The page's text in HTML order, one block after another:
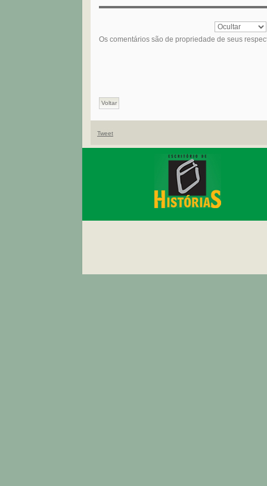
Os comentários são de propriedade de seus
Voltar
Tweet